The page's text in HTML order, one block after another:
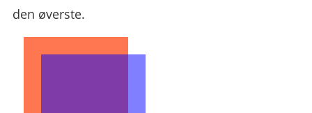
den øverste.